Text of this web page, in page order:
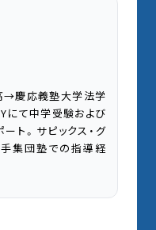
→慶応義塾大学法学
て中学受験および
ト。サピックス・グ
集団塾での指導経